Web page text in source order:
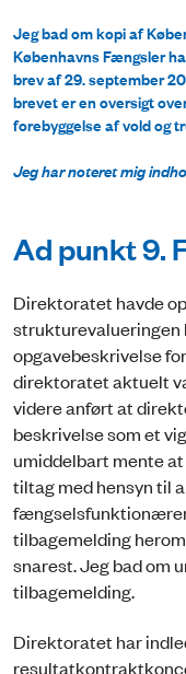
Jeg bad om kopi af
Københavns Fængsler
brev af 29. september
brevet er en oversigt
forebyggelse af vold og
Jeg har noteret mig
Ad punkt 9.
Direktoratet havde
strukturevalueringen
opgavebeskrivelse
direktoratet aktuelt
videre anført at
beskrivelse som et
umiddelbart mente
tiltag med hensyn til
fængselsfunktionærer
tilbagemelding
snarest. Jeg bad om
tilbagemelding.
Direktoratet har